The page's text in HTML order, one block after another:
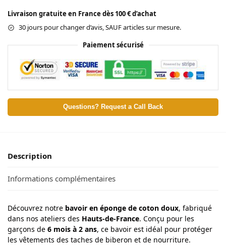
Livraison gratuite en France dès 100 € d’achat
30 jours pour changer d’avis, SAUF articles sur mesure.
Paiement sécurisé
Questions? Request a Call Back
Description
Informations complémentaires
Découvrez notre bavoir en éponge de coton doux, fabriqué
dans nos ateliers des Hauts-de-France. Conçu pour les
garçons de 6 mois à 2 ans, ce bavoir est idéal pour protéger
les vêtements des taches de biberon et de nourriture.